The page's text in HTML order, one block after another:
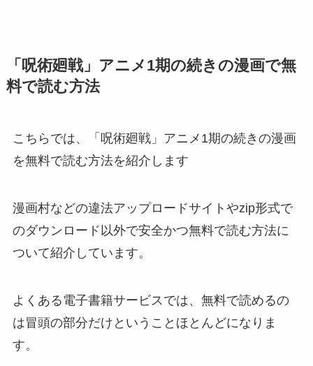
「呪術廻戦」アニメ1期の続きの漫画で無
料で読む方法
こちらでは、「呪術廻戦」アニメ1期の続きの漫画
を無料で読む方法を紹介します
漫画村などの違法アップロードサイトやzip形式で
のダウンロード以外で安全かつ無料で読む方法に
ついて紹介しています。
よくある電子書籍サービスでは、無料で読めるの
は冒頭の部分だけということほとんどになりま
す。